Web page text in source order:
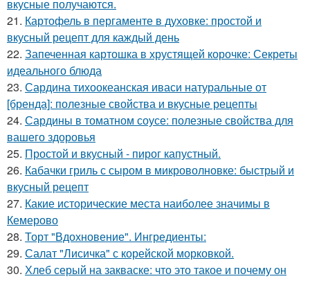
вкусные получаются.
21. Картофель в пергаменте в духовке: простой и
вкусный рецепт для каждый день
22. Запеченная картошка в хрустящей корочке: Секреты
идеального блюда
23. Сардина тихоокеанская иваси натуральные от
[бренда]: полезные свойства и вкусные рецепты
24. Сардины в томатном соусе: полезные свойства для
вашего здоровья
25. Простой и вкусный - пирог капустный.
26. Кабачки гриль с сыром в микроволновке: быстрый и
вкусный рецепт
27. Какие исторические места наиболее значимы в
Кемерово
28. Торт "Вдохновение". Ингредиенты:
29. Салат "Лисичка" с корейской морковкой.
30. Хлеб серый на закваске: что это такое и почему он